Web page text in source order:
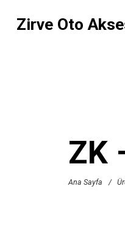
Zirve Oto
ZK
Ana Sayfa /